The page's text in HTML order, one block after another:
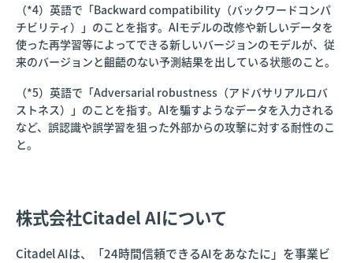
（*4）英語で「Backward compatibility（バックワードコンパ
チビリティ）」のことを指す。AIモデルの改修や新しいデータを
使った再学習等によってできる新しいバージョンのモデルが、従
来のバージョンと齟齬のない予測結果を出している状態のこと。
（*5）英語で「Adversarial robustness（アドバサリアルロバ
ストネス）」のことを指す。AIを騙すようなデータを入力される
など、誤認識や誤学習を狙った外部からの攻撃に対する耐性のこ
と。
株式会社Citadel AIについて
Citadel AIは、「24時間信頼できるAIをあなたに」を事業ビ